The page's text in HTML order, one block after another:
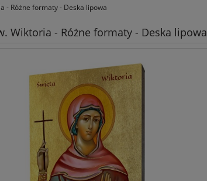
- Różne formaty - Deska lipowa
Wiktoria - Różne formaty - Deska lipowa